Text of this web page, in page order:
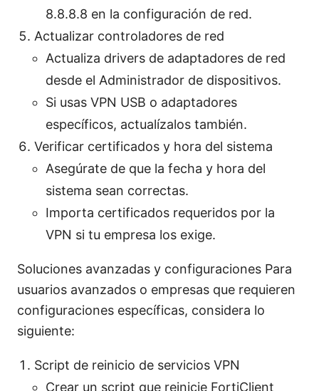
8.8.8.8 en la configuración de red.
Actualizar controladores de red
Actualiza drivers de adaptadores de red
desde el Administrador de dispositivos.
Si usas VPN USB o adaptadores
específicos, actualízalos también.
Verificar certificados y hora del sistema
Asegúrate de que la fecha y hora del
sistema sean correctas.
Importa certificados requeridos por la
VPN si tu empresa los exige.
Soluciones avanzadas y configuraciones Para
usuarios avanzados o empresas que requieren
configuraciones específicas, considera lo
siguiente:
Script de reinicio de servicios VPN
Crear un script que reinicie FortiClient